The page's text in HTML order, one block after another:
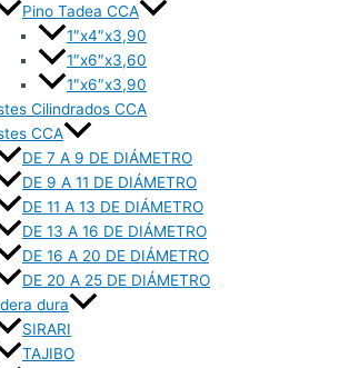
Pino Tadea CCA
1″x4″x3,90
1″x6″x3,60
1″x6″x3,90
Cilindrados CCA
CCA
DE 7 A 9 DE DIÁMETRO
DE 9 A 11 DE DIÁMETRO
DE 11 A 13 DE DIÁMETRO
DE 13 A 16 DE DIÁMETRO
DE 16 A 20 DE DIÁMETRO
DE 20 A 25 DE DIÁMETRO
dura
SIRARI
TAJIBO